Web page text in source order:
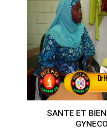
SANTE ET